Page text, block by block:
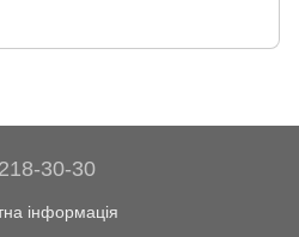
30-30
інформація